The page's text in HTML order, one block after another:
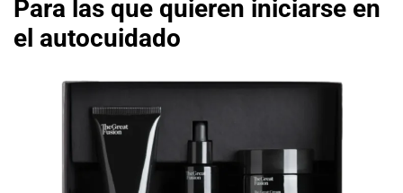
Para las que quieren iniciarse en
el autocuidado